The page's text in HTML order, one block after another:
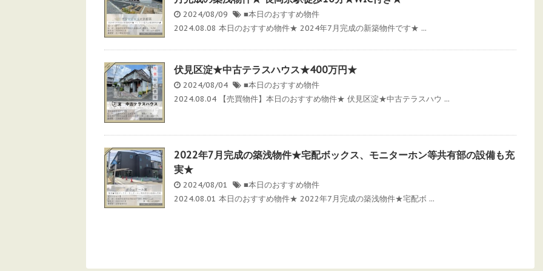
2024/08/09
■本日のおすすめ物件
2024.08.08 本日のおすすめ物件★ 2024年7月完成の新築物件です★ ...
伏見区淀★中古テラスハウス★400万円★
2024/08/04
■本日のおすすめ物件
2024.08.04 【売買物件】本日のおすすめ物件★ 伏見区淀★中古テラスハウ ...
2022年7月完成の築浅物件★宅配ボックス、モニターホン等共有部の設備も充
実★
2024/08/01
■本日のおすすめ物件
2024.08.01 本日のおすすめ物件★ 2022年7月完成の築浅物件★宅配ボ ...